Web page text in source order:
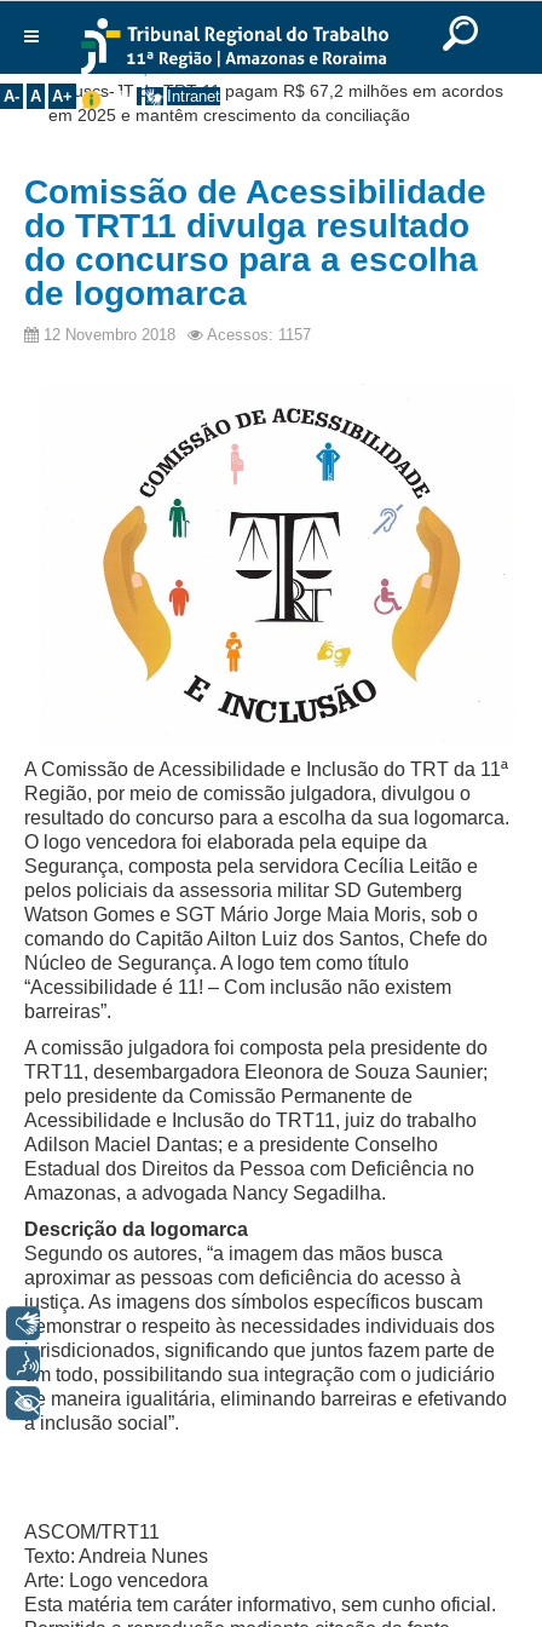
Ir para o rodapé
English
Português Español
A- A A+ Intranet
Institucional
Corregedoria
Composição
Desembargadores
Juízes Manaus
Juízes Roraima
Juízes Interior
Juízes Substitutos
Diretores
Comitês
Comitê Gestor Regional do PJe
Comitê Gestor Regional do e-Gestão e de Tabelas
Comitê do Datajud
Comissão Regional de Pesquisa Judiciária e Ciência de
Dados
Comissão de Ética
Comitê de Priorização do Primeiro Grau
Comissão de Uniformização de Jurisprudência
Comitê de Gestão de Pessoas
Comissão de Vitaliciamento
Comitê de Atenção Integral à Saúde de Magistrados e
Servidores
Comitê de Segurança Permanente
Comitê de Combate ao Trabalho Infantil e de Estímulo à
Aprendizagem
Comitê de Incentivo à Participação Institucional Feminina
no âmbito do TRT-11
Comitê de Prevenção e Enfrentamento do Assédio
Moral, do Assédio Sexual e da Discriminação
Comissão Permanente de Gestão Socioambiental
Comitê Gestor do Plano de Contratações e Aquisições
no Âmbito do TRT11
Comitê PopRuaJud
Comissão de Justiça Itinerante
Comissão Permanente de Avaliação Documental
Você está aqui:Início >> Notícias >>
Cejuscs-JT do TRT-11 pagam R$ 67,2 milhões em acordos
em 2025 e mantêm crescimento da conciliação
Comissão de Acessibilidade
do TRT11 divulga resultado
do concurso para a escolha
de logomarca
12 Novembro 2018 Acessos: 1157
A Comissão de Acessibilidade e Inclusão do TRT da 11ª
Região, por meio de comissão julgadora, divulgou o
resultado do concurso para a escolha da sua logomarca.
O logo vencedora foi elaborada pela equipe da
Segurança, composta pela servidora Cecília Leitão e
pelos policiais da assessoria militar SD Gutemberg
Watson Gomes e SGT Mário Jorge Maia Moris, sob o
comando do Capitão Ailton Luiz dos Santos, Chefe do
Núcleo de Segurança. A logo tem como título
“Acessibilidade é 11! – Com inclusão não existem
barreiras”.
A comissão julgadora foi composta pela presidente do
TRT11, desembargadora Eleonora de Souza Saunier;
pelo presidente da Comissão Permanente de
Acessibilidade e Inclusão do TRT11, juiz do trabalho
Adilson Maciel Dantas; e a presidente Conselho
Estadual dos Direitos da Pessoa com Deficiência no
Amazonas, a advogada Nancy Segadilha.
Descrição da logomarca
Segundo os autores, “a imagem das mãos busca
aproximar as pessoas com deficiência do acesso à
justiça. As imagens dos símbolos específicos buscam
demonstrar o respeito às necessidades individuais dos
jurisdicionados, significando que juntos fazem parte de
um todo, possibilitando sua integração com o judiciário
de maneira igualitária, eliminando barreiras e efetivando
a inclusão social”.
ASCOM/TRT11
Texto: Andreia Nunes
Arte: Logo vencedora
Esta matéria tem caráter informativo, sem cunho oficial.
Libras
Voz
+ Acessibilidade